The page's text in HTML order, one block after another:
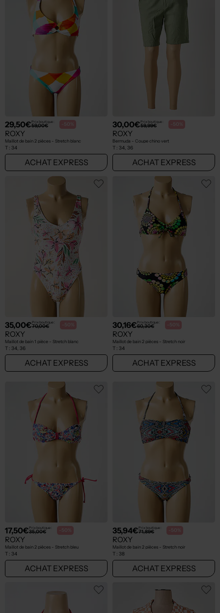
29,50€Prix boutique :
59,00€ -50%
ROXY
Maillot de bain 2 pièces - Stretch blanc
T : 34
ACHAT EXPRESS
30,00€Prix boutique :
59,99€ -50%
ROXY
Bermuda - Coupe chino vert
T : 34, 36
ACHAT EXPRESS
35,00€Prix boutique :
70,00€ -50%
ROXY
Maillot de bain 1 pièce - Stretch blanc
T : 34, 36
ACHAT EXPRESS
30,16€Prix boutique :
60,30€ -50%
ROXY
Maillot de bain 2 pièces - Stretch noir
T : 34
ACHAT EXPRESS
17,50€Prix boutique :
35,00€ -50%
ROXY
Maillot de bain 2 pièces - Stretch bleu
T : 34
ACHAT EXPRESS
35,94€Prix boutique :
71,89€ -50%
ROXY
Maillot de bain 2 pièces - Stretch noir
T : 38
ACHAT EXPRESS